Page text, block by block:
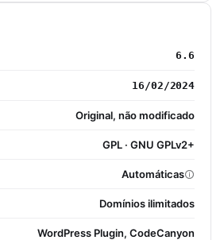
6.6
16/02/2024
Original, não modificado
GPL · GNU GPLv2+
Automáticas
Domínios ilimitados
WordPress Plugin, CodeCanyon